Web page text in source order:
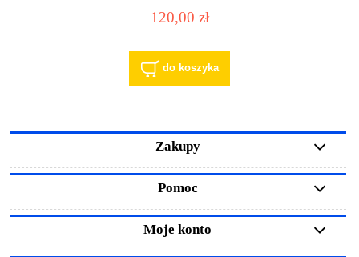
120,00 zł
do koszyka
Zakupy
Pomoc
Moje konto